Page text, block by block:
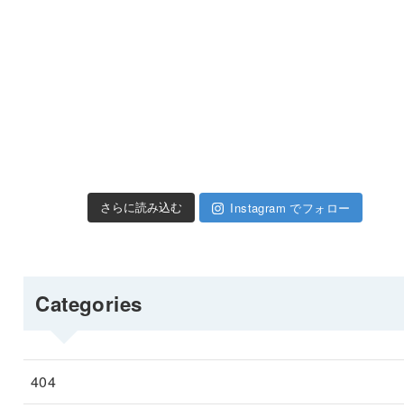
さらに読み込む Instagram でフォロー
Categories
404